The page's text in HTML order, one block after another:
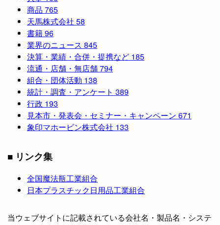
商品 765
天馬株式会社 58
書籍96
業界のニュース 845
決算・業績・合併・提携など 185
流通・店舗・無店舗794
組合・団体活動 138
統計・調査・アンケート 389
行政 193
見本市・発表会・セミナー・キャンペーン 671
象印マホービン株式会社 133
■ リンク集
全国魔法瓶工業組合
日本プラスチック日用品工業組合
当ウェブサイトに記載されている会社名・製品名・システ